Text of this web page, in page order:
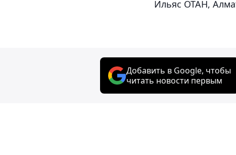
Ильяс ОТАН,
Добавить в Google, чтобы
читать новости первым